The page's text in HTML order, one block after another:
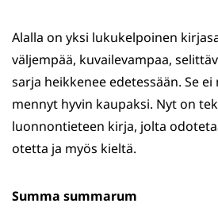
Alalla on yksi lukukelpoinen
väljempää, kuvailevampaa,
sarja heikkenee edetessään. Se
mennyt hyvin kaupaksi. Nyt on
luonnontieteen kirja, jolta
otetta ja myös kieltä.
Summa summarum